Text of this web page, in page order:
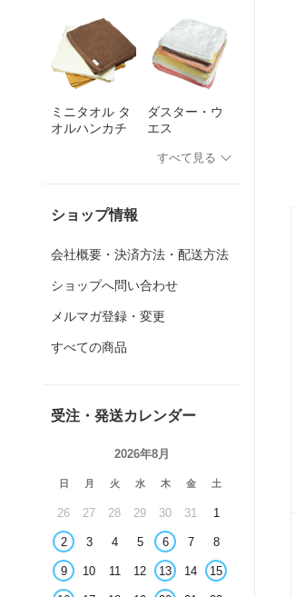
ミニタオル タ
オルハンカチ
ダスター・ウ
エス
すべて見る
ショップ情報
会社概要・決済方法・配送方法
ショップへ問い合わせ
メルマガ登録・変更
すべての商品
受注・発送カレンダー
2026年8月
日 月 火 水 木 金 土
26 27 28 29 30 31 1
2 3 4 5 6 7 8
9 10 11 12 13 14 15